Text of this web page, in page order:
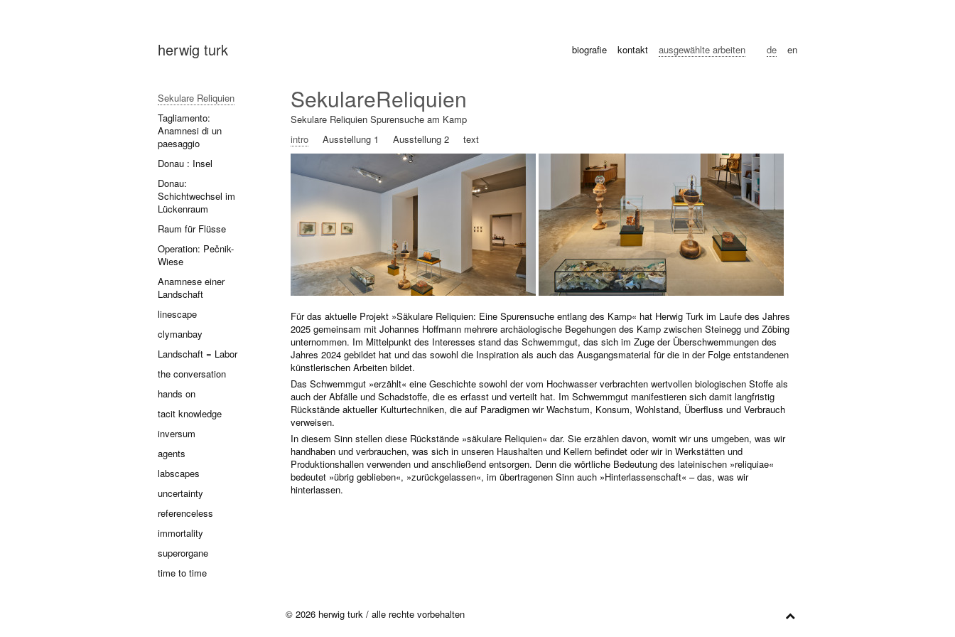
herwig turk de en
biografie kontakt ausgewählte arbeiten
SekulareReliquien
Sekulare Reliquien Spurensuche am Kamp
intro
Ausstellung 1 Ausstellung 2 text
Für das aktuelle Projekt »Säkulare Reliquien: Eine Spurensuche entlang des Kamp« hat Herwig Turk im Laufe des Jahres
2025 gemeinsam mit Johannes Hoffmann mehrere archäologische Begehungen des Kamp zwischen Steinegg und Zöbing
unternommen. Im Mittelpunkt des Interesses stand das Schwemmgut, das sich im Zuge der Überschwemmungen des
Jahres 2024 gebildet hat und das sowohl die Inspiration als auch das Ausgangsmaterial für die in der Folge entstandenen
künstlerischen Arbeiten bildet.
Das Schwemmgut »erzählt« eine Geschichte sowohl der vom Hochwasser verbrachten wertvollen biologischen Stoffe als
auch der Abfälle und Schadstoffe, die es erfasst und verteilt hat. Im Schwemmgut manifestieren sich damit langfristig
Rückstände aktueller Kulturtechniken, die auf Paradigmen wir Wachstum, Konsum, Wohlstand, Überfluss und Verbrauch
verweisen.
In diesem Sinn stellen diese Rückstände »säkulare Reliquien« dar. Sie erzählen davon, womit wir uns umgeben, was wir
handhaben und verbrauchen, was sich in unseren Haushalten und Kellern befindet oder wir in Werkstätten und
Produktionshallen verwenden und anschließend entsorgen. Denn die wörtliche Bedeutung des lateinischen »reliquiae«
bedeutet »übrig geblieben«, »zurückgelassen«, im übertragenen Sinn auch »Hinterlassenschaft« – das, was wir
hinterlassen.
Sekulare Reliquien
Tagliamento:
Anamnesi di un
paesaggio
Donau : Insel
Donau:
Schichtwechsel im
Lückenraum
Raum für Flüsse
Operation: Pečnik-
Wiese
Anamnese einer
Landschaft
linescape
clymanbay
Landschaft = Labor
the conversation
hands on
tacit knowledge
inversum
agents
labscapes
uncertainty
referenceless
immortality
superorgane
time to time
© 2026 herwig turk / alle rechte vorbehalten